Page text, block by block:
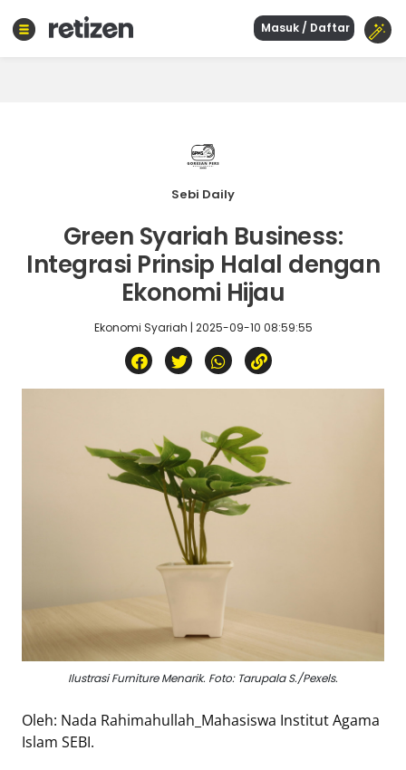
Masuk / Daftar
Sebi Daily
Green Syariah Business:
Integrasi Prinsip Halal dengan
Ekonomi Hijau
Ekonomi Syariah | 2025-09-10 08:59:55
Ilustrasi Furniture Menarik. Foto: Tarupala S./Pexels.
Oleh: Nada Rahimahullah_Mahasiswa Institut Agama
Islam SEBI.
Republika
ID
ihram.republika.co.id
rejabar.republika.co.id
Republika
IQRA